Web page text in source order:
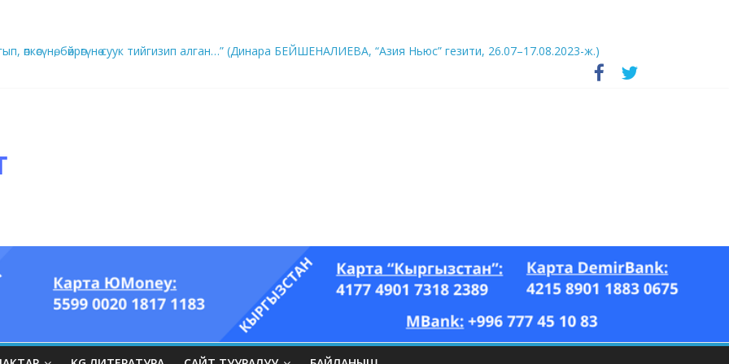
өпкөсүнө, бөйрөгүнө суук тийгизип алган…” (Динара БЕЙШЕНАЛИЕВА, “Азия Ньюс” гезити, 26.07–17.08.2023-ж.)
он үч акындын котормосунда